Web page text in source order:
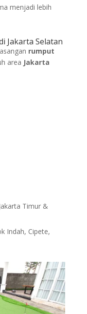
menjadi lebih
Jakarta Selatan
rumput
area Jakarta
Timur &
Indah, Cipete,